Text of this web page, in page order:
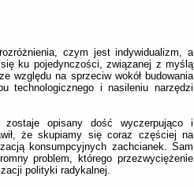
czym jest indywidualizm, a
ku pojedynczości, związanej z myślą
względu na sprzeciw wokół budowania
technologicznego i nasileniu narzędzi
opisany dość wyczerpująco i
że skupiamy się coraz częściej na
konsumpcyjnych zachcianek. Sam
problem, którego przezwyciężenie
polityki radykalnej.